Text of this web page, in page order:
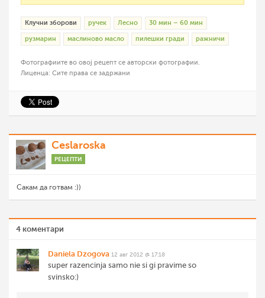
Клучни зборови ручек Лесно 30 мин – 60 мин
рузмарин маслиново масло пилешки гради ражничи
Фотографиите во овој рецепт се авторски фотографии.
Лиценца: Сите права се задржани
Ceslaroska
РЕЦЕПТИ
Сакам да готвам :))
4 коментари
Daniela Dzogova 12 авг 2012 @ 17:18
super razencinja samo nie si gi pravime so
svinsko:)